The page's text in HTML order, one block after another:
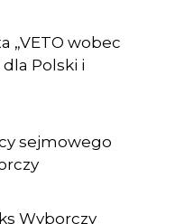
„VETO wobec
Polski i
sejmowego
Wyborczy